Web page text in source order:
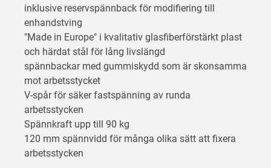
inklusive reservspännback för modifiering till
enhandstving
"Made in Europe" i kvalitativ glasfiberförstärkt plast
och härdat stål för lång livslängd
spännbackar med gummiskydd som är skonsamma
mot arbetsstycket
V-spår för säker fastspänning av runda
arbetsstycken
Spännkraft upp till 90 kg
120 mm spännvidd för många olika sätt att fixera
arbetsstycken